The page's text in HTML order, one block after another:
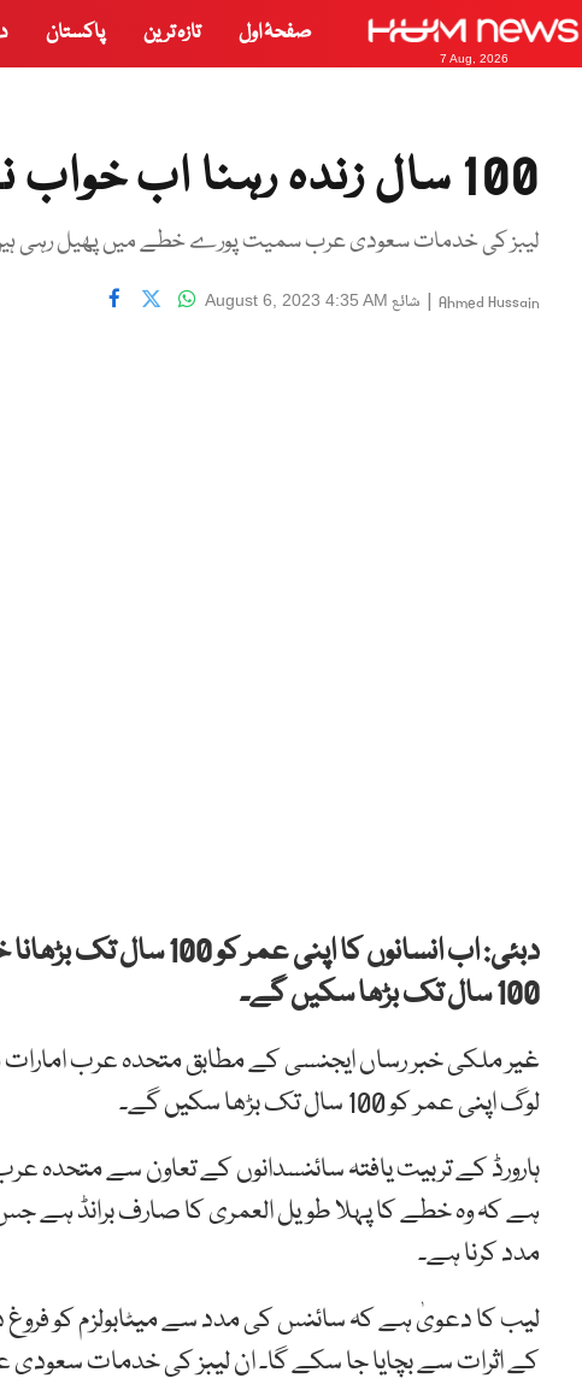
7 Aug, 2026
صفحۂ اول تازہ ترین پاکستان
100 سال زندہ رہنا اب خواب نہیں
لیبز کی خدمات سعودی عرب سمیت پورے خطے میں پھیل رہی
Ahmed Hussain
| شائع August 6, 2023 4:35 AM
دبئی: اب انسانوں کا
100 سال تک بڑھا سکیں گے۔
غیر ملکی خبر رساں ایجنسی کے مطابق متحدہ عرب
لوگ اپنی عمر کو 100 سال تک بڑھا سکیں گے۔
ہارورڈ کے تربیت یافتہ سائنسدانوں کے تعاون سے متحدہ
ہے کہ وہ خطے کا پہلا طویل العمری کا صارف برانڈ ہے
مدد کرنا ہے۔
لیب کا دعویٰ ہے کہ سائنس کی مدد سے میٹابولزم کو
کے اثرات سے بچایا جا سکے گا۔ ان لیبز کی خدمات